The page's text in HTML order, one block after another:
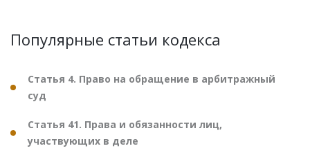
Популярные статьи кодекса
Статья 4. Право на обращение в арбитражный
суд
Статья 41. Права и обязанности лиц,
участвующих в деле